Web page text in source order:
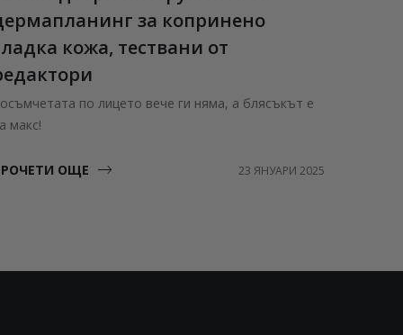
за копринено
кожа, тествани от
по лицето вече ги няма, а блясъкът е
макс!
ОЩЕ 23 ЯНУАРИ 2025